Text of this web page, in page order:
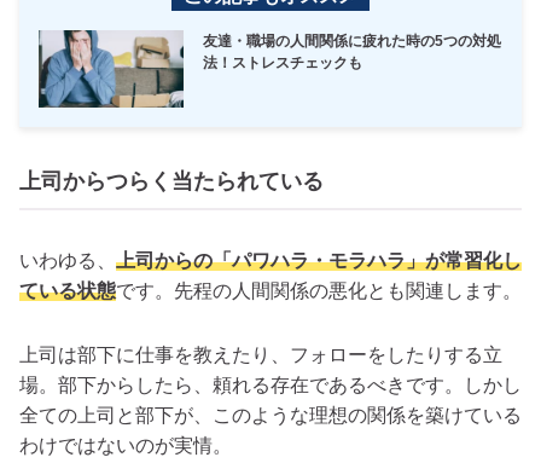
友達・職場の人間関係に疲れた時の5つの対処
法！ストレスチェックも
上司からつらく当たられている
いわゆる、 上司からの「パワハラ・モラハラ」が常習化し
ている状態です。先程の人間関係の悪化とも関連します。
上司は部下に仕事を教えたり、フォローをしたりする立
場。部下からしたら、頼れる存在であるべきです。しかし
全ての上司と部下が、このような理想の関係を築けている
わけではないのが実情。